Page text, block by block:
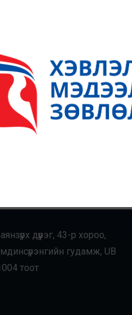
ХУДАЛ МЭДЭЭЛЭЛ
НЭМЭЛТ
ХҮРГҮҮЛЭВ
М.Оюунчимэг,
оны 9 дүгээр сарын 2-ны
зөвлөлд хандан Эрүүгийн
нэмэлт өөрчлөлт
үзэл баримтлал,
ирүүлсэн юм.
дүүрэг, 43-р хороо,
гудамж, UB
тоот